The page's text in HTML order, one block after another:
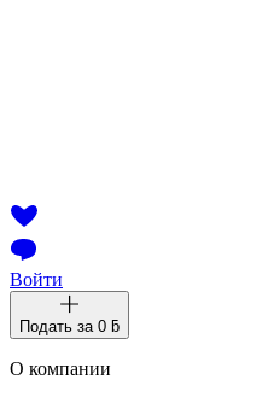
Войти
Подать за 0 ƃ
О компании